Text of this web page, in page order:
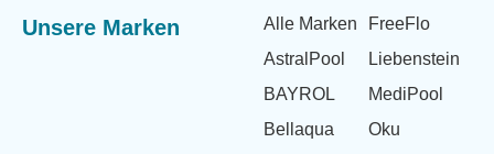
Unsere Marken
Alle Marken
AstralPool
BAYROL
Bellaqua
FreeFlo
Liebenstein
MediPool
Oku